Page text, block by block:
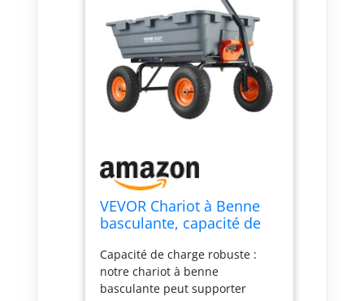
VEVOR Chariot à Benne
basculante, capacité de
Jardin en polyéthylène
Robuste avec Cadre en
Acier, poignée
Capacité de charge robuste :
notre chariot à benne
basculante peut supporter